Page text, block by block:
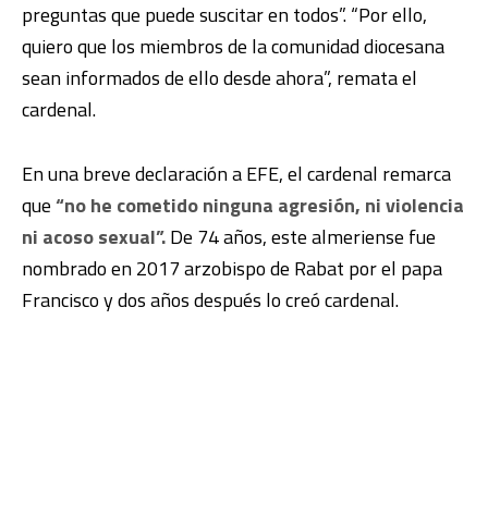
preguntas que puede suscitar en todos”. “Por ello,
quiero que los miembros de la comunidad diocesana
sean informados de ello desde ahora”, remata el
cardenal.
En una breve declaración a EFE, el cardenal remarca
que“no he cometido ninguna agresión, ni violencia
ni acoso sexual”.De 74 años, este almeriense fue
nombrado en 2017 arzobispo de Rabat por el papa
Francisco y dos años después lo creó cardenal.